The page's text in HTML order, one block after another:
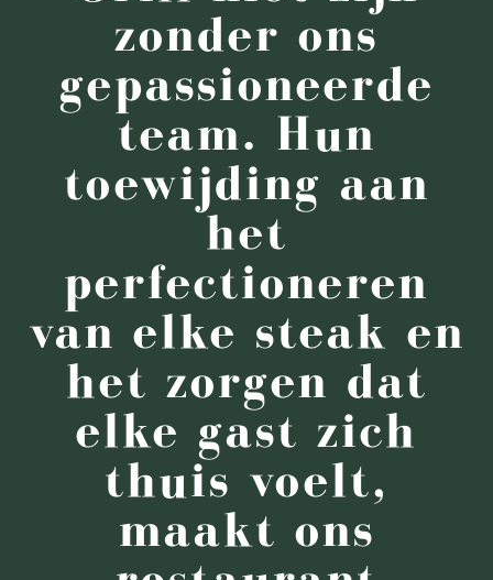
zonder ons
gepassioneerde
team. Hun
toewijding aan
het
perfectioneren
van elke steak en
het zorgen dat
elke gast zich
thuis voelt,
maakt ons